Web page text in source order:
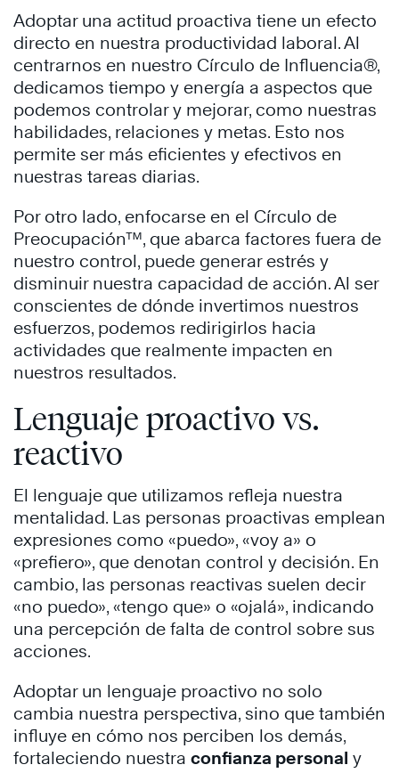
Adoptar una actitud proactiva tiene un efecto
directo en nuestra productividad laboral. Al
centrarnos en nuestro Círculo de Influencia®,
dedicamos tiempo y energía a aspectos que
podemos controlar y mejorar, como nuestras
habilidades, relaciones y metas. Esto nos
permite ser más eficientes y efectivos en
nuestras tareas diarias. ​
Por otro lado, enfocarse en el Círculo de
Preocupación™, que abarca factores fuera de
nuestro control, puede generar estrés y
disminuir nuestra capacidad de acción. Al ser
conscientes de dónde invertimos nuestros
esfuerzos, podemos redirigirlos hacia
actividades que realmente impacten en
nuestros resultados.
Lenguaje proactivo vs.
reactivo
El lenguaje que utilizamos refleja nuestra
mentalidad. Las personas proactivas emplean
expresiones como «puedo», «voy a» o
«prefiero», que denotan control y decisión. En
cambio, las personas reactivas suelen decir
«no puedo», «tengo que» o «ojalá», indicando
una percepción de falta de control sobre sus
acciones. ​
Adoptar un lenguaje proactivo no solo
cambia nuestra perspectiva, sino que también
influye en cómo nos perciben los demás,
fortaleciendo nuestra confianza personal y